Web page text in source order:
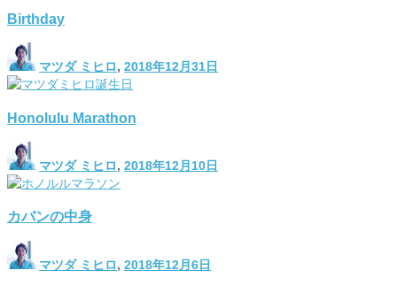
Birthday
マツダ ミヒロ, 2018年12月31日
Honolulu Marathon
マツダ ミヒロ, 2018年12月10日
カバンの中身
マツダ ミヒロ, 2018年12月6日